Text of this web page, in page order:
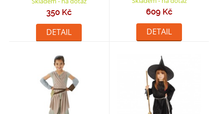
350 Kč
DETAIL
609 Kč
DETAIL